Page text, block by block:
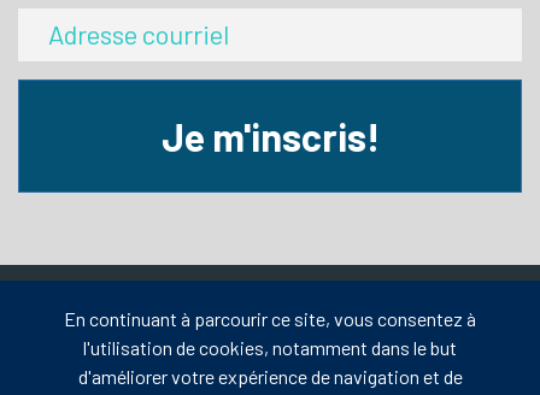
Je m'inscris!
19 rue Le Royer Ouest, bureau 101
En continuant à parcourir ce site, vous consentez à
l'utilisation de cookies, notamment dans le but
d'améliorer votre expérience de navigation et de